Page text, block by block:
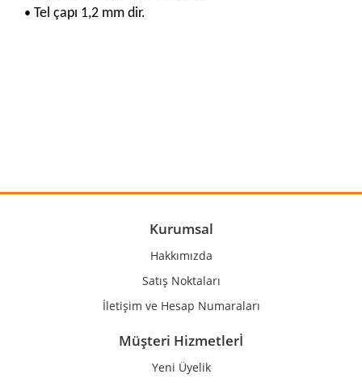
• Tel çapı 1,2 mm dir.
Ürün açıklamasında eksik bilgiler bulunuyor.
Ürün bilgilerinde hatalar bulunuyor.
Gönder
Kurumsal
Hakkımızda
Satış Noktaları
İletişim ve Hesap Numaraları
Müşteri Hizmetlerİ
Yeni Üyelik